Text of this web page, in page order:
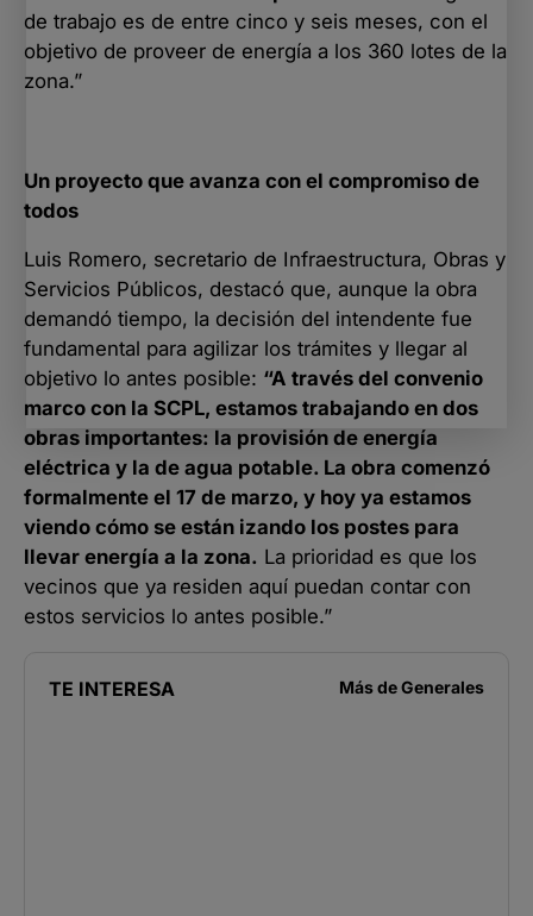
de trabajo es de entre cinco y seis meses, con el
objetivo de proveer de energía a los 360 lotes de la
zona.”
Un proyecto que avanza con el compromiso de
todos
Luis Romero, secretario de Infraestructura, Obras y
Servicios Públicos, destacó que, aunque la obra
demandó tiempo, la decisión del intendente fue
fundamental para agilizar los trámites y llegar al
objetivo lo antes posible: “A través del convenio
marco con la SCPL, estamos trabajando en dos
obras importantes: la provisión de energía
eléctrica y la de agua potable. La obra comenzó
formalmente el 17 de marzo, y hoy ya estamos
viendo cómo se están izando los postes para
llevar energía a la zona. La prioridad es que los
vecinos que ya residen aquí puedan contar con
estos servicios lo antes posible.”
TE INTERESA Más deGenerales